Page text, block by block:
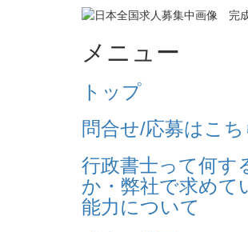
メニュー
トップ
問合せ/応募はこち
行政書士って何す
か・弊社で求めて
能力について